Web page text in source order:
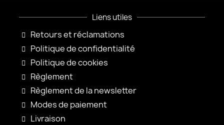
Liens utiles
Retours et réclamations
Politique de confidentialité
Politique de cookies
Règlement
Règlement de la newsletter
Modes de paiement
Livraison